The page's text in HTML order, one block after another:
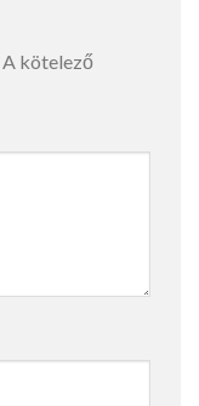
A kötelező